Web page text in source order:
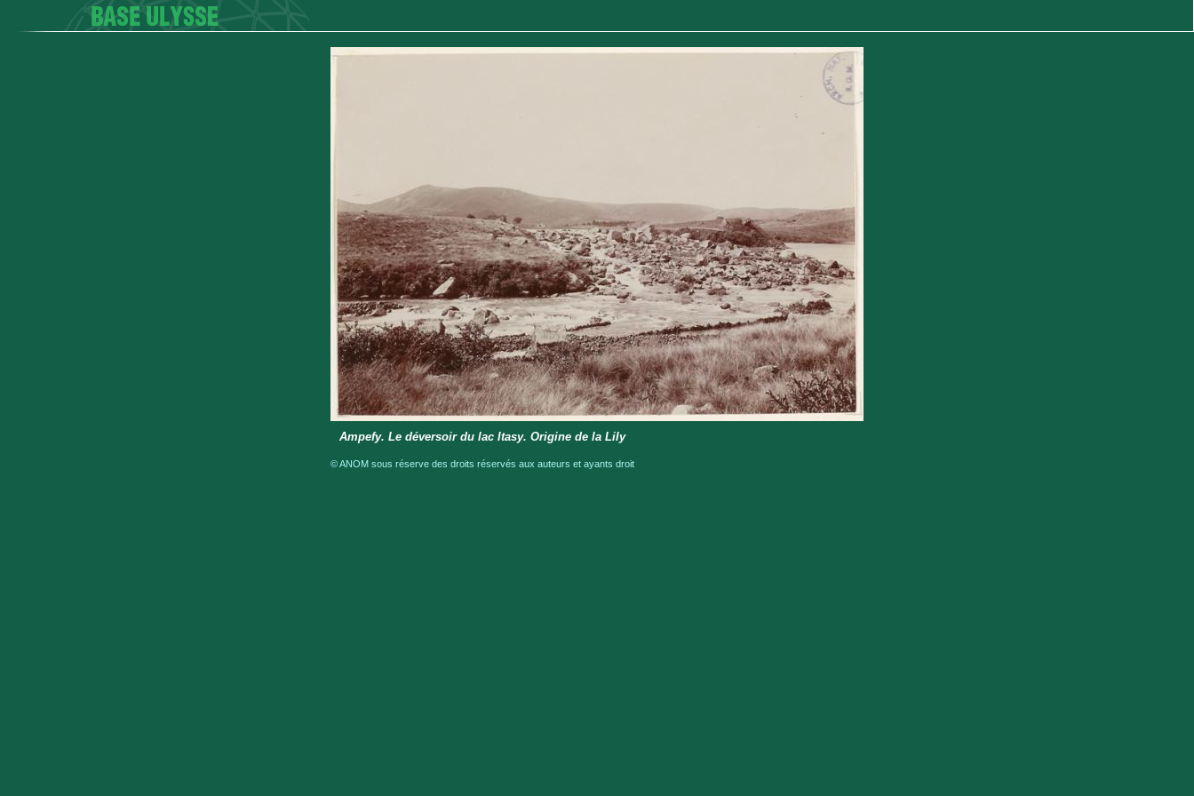
Ampefy. Le déversoir du lac Itasy. Origine de la Lily
© ANOM sous réserve des droits réservés aux auteurs et ayants droit